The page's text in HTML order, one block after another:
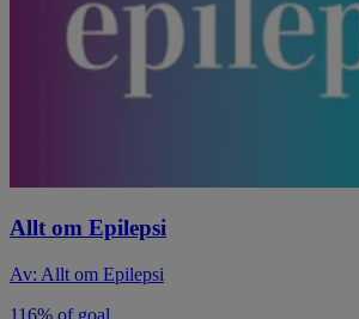
Allt om Epilepsi
Av: Allt om Epilepsi
116% of goal